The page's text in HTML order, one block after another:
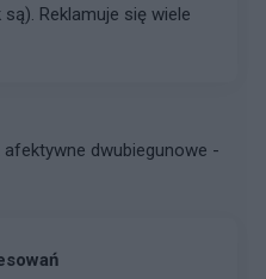
Reklamuje się wiele
afektywne dwubiegunowe -